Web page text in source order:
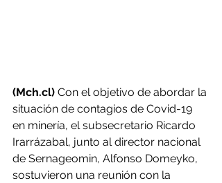
(Mch.cl) Con el objetivo de abordar la
situación de contagios de Covid-19
en minería, el subsecretario Ricardo
Irarrázabal, junto al director nacional
de Sernageomin, Alfonso Domeyko,
sostuvieron una reunión con la